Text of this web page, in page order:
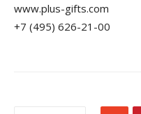
www.plus-gifts.com
+7 (495) 626-21-00